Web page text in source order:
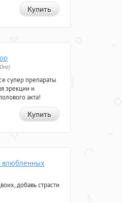
Купить
супер препараты
эрекции и
акта!
Купить
влюбленных
добавь страсти